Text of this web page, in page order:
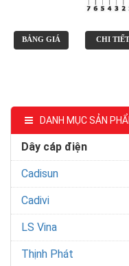
BẢNG GIÁ CHI TIẾT
DANH MỤC SẢN
Dây cáp điện
Cadisun
Cadivi
LS Vina
Thịnh Phát